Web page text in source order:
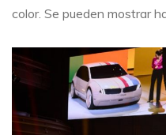
color. Se pueden mostrar